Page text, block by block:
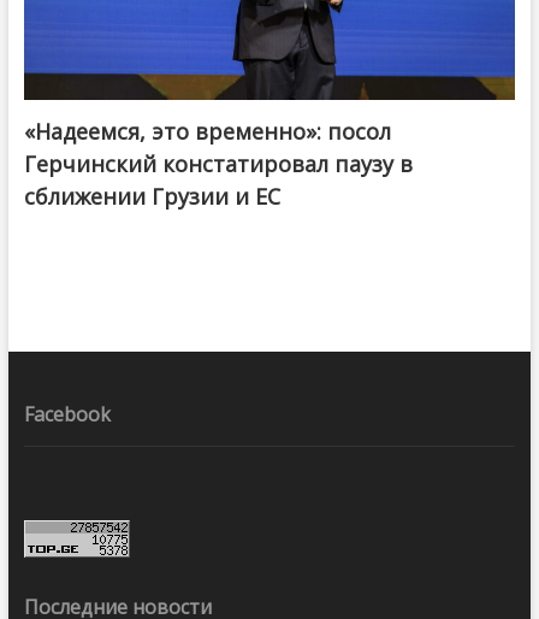
«Надеемся, это временно»: посол
Герчинский констатировал паузу в
сближении Грузии и ЕС
Facebook
Последние новости